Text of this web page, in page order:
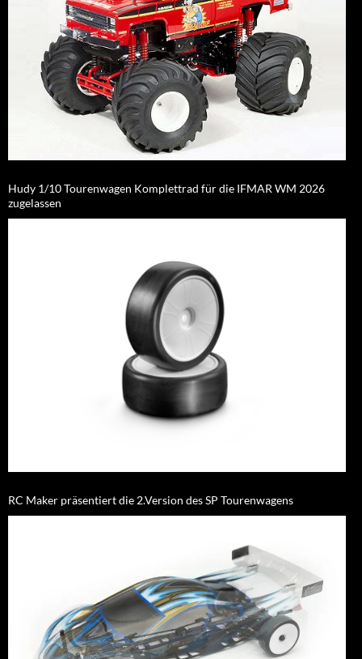
Hudy 1/10 Tourenwagen Komplettrad für die IFMAR WM 2026
zugelassen
RC Maker präsentiert die 2.Version des SP Tourenwagens